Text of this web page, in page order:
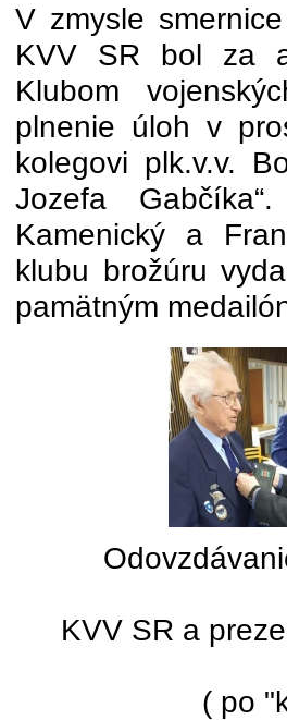
V zmysle
KVV SR bol za
Klubom
plnenie úloh v
kolegovi plk.v.v.
Jozefa
Kamenický a
klubu brožúru
pamätným
KVV SR a
( po